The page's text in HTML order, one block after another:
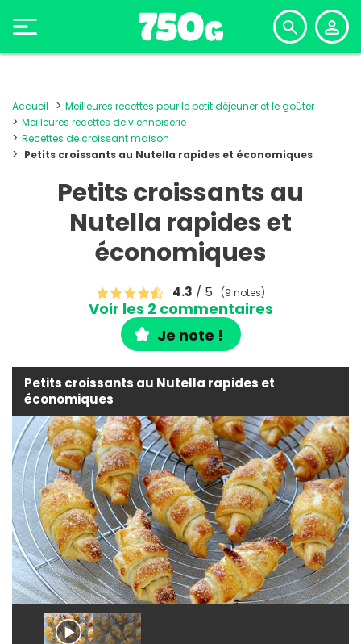
Accueil
Meilleures recettes pour le petit déjeuner et le goûter
Meilleures recettes de viennoiserie
Recettes de croissant maison
Petits croissants au Nutella rapides et économiques
Petits croissants au
Nutella rapides et
économiques
4.3 / 5 (9 notes)
Voir les 2 commentaires
Je note !
Petits croissants au Nutella rapides et
économiques